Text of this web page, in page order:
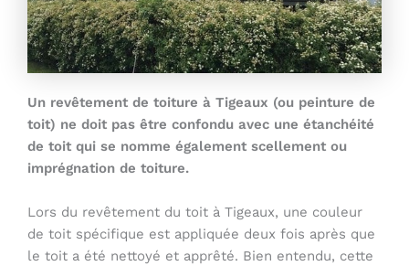
Un revêtement de toiture à Tigeaux (ou peinture de
toit) ne doit pas être confondu avec une étanchéité
de toit qui se nomme également scellement ou
imprégnation de toiture.
Lors du revêtement du toit à Tigeaux, une couleur
de toit spécifique est appliquée deux fois après que
le toit a été nettoyé et apprêté. Bien entendu, cette